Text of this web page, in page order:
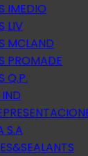
IMEDIO
LIV
MCLAND
PROMADE
Q.P.
S.A